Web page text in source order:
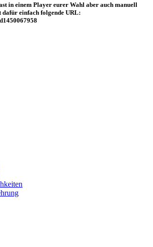
in einem Player eurer Wahl aber auch manuell
dafür einfach folgende URL: